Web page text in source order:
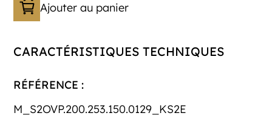
Ajouter au panier
CARACTÉRISTIQUES TECHNIQUES
RÉFÉRENCE :
M_S2OVP.200.253.150.0129_KS2E